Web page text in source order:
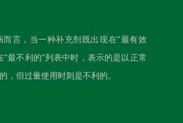
言，当一种补充剂既出现在“最有效
“最不利的”列表中时，表示的是以正常
，但过量使用时则是不利的。